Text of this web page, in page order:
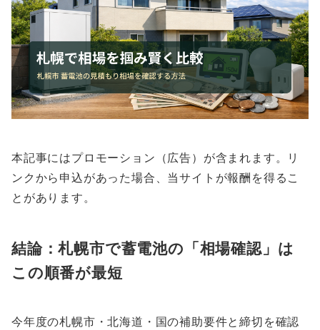
本記事にはプロモーション（広告）が含まれます。リ
ンクから申込があった場合、当サイトが報酬を得るこ
とがあります。
結論：札幌市で蓄電池の「相場確認」は
この順番が最短
今年度の札幌市・北海道・国の補助要件と締切を確認